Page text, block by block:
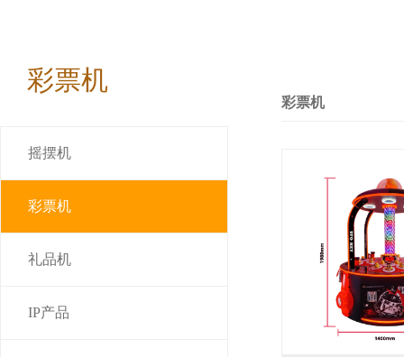
彩票机
摇摆机
彩票机
礼品机
IP产品
彩票机